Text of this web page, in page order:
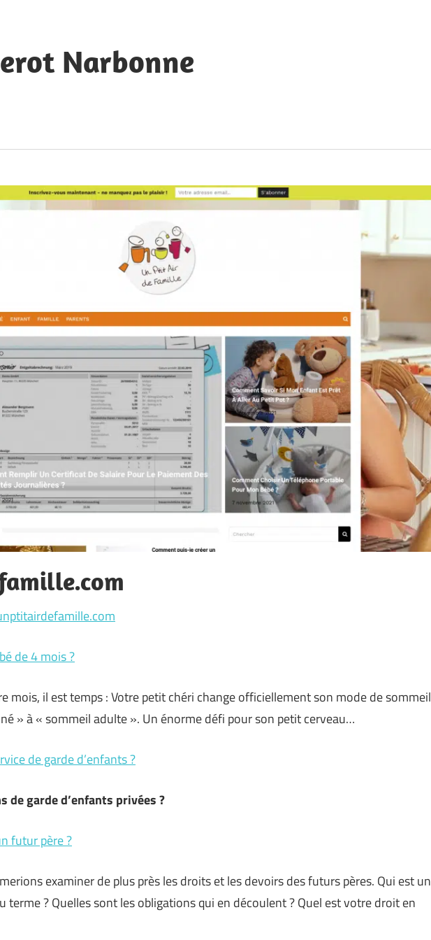
Narbonne
de 4 mois ?
mois, il est temps : Votre petit chéri change officiellement son mode de sommeil
» à « sommeil adulte ». Un énorme défi pour son petit cerveau…
de garde d’enfants ?
de garde d’enfants privées ?
futur père ?
examiner de plus près les droits et les devoirs des futurs pères. Qui est un
terme ? Quelles sont les obligations qui en découlent ? Quel est votre droit en